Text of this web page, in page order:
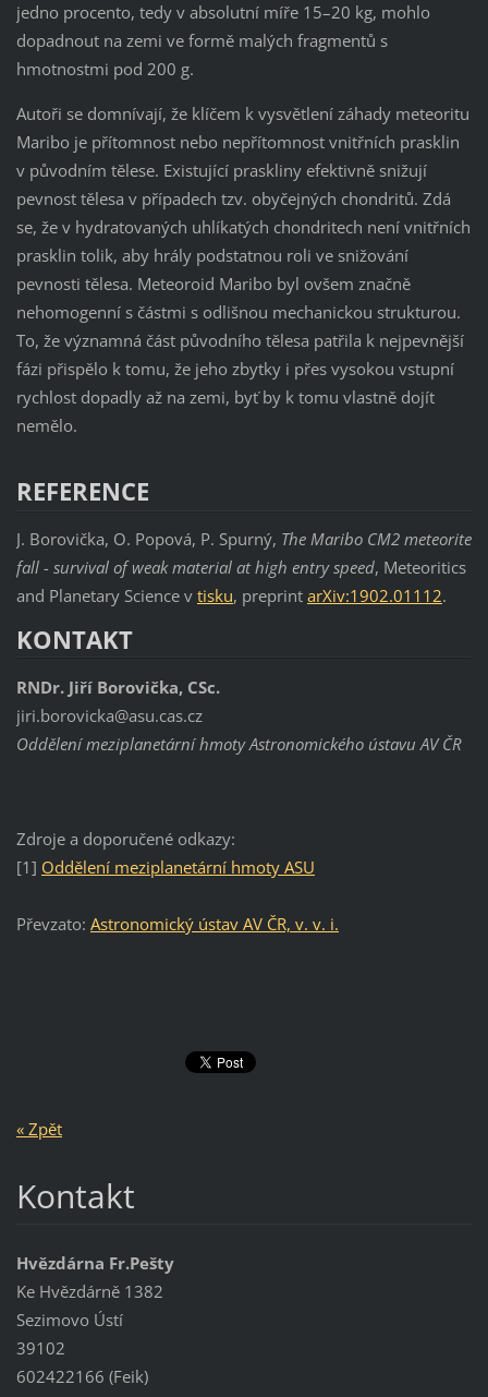
jedno procento, tedy v absolutní míře 15–20 kg, mohlo
dopadnout na zemi ve formě malých fragmentů s
hmotnostmi pod 200 g.
Autoři se domnívají, že klíčem k vysvětlení záhady meteoritu
Maribo je přítomnost nebo nepřítomnost vnitřních prasklin
v původním tělese. Existující praskliny efektivně snižují
pevnost tělesa v případech tzv. obyčejných chondritů. Zdá
se, že v hydratovaných uhlíkatých chondritech není vnitřních
prasklin tolik, aby hrály podstatnou roli ve snižování
pevnosti tělesa. Meteoroid Maribo byl ovšem značně
nehomogenní s částmi s odlišnou mechanickou strukturou.
To, že významná část původního tělesa patřila k nejpevnější
fázi přispělo k tomu, že jeho zbytky i přes vysokou vstupní
rychlost dopadly až na zemi, byť by k tomu vlastně dojít
nemělo.
REFERENCE
J. Borovička, O. Popová, P. Spurný, The Maribo CM2 meteorite
fall - survival of weak material at high entry speed, Meteoritics
and Planetary Science v tisku, preprint arXiv:1902.01112.
KONTAKT
RNDr. Jiří Borovička, CSc.
jiri.borovicka@asu.cas.cz
Oddělení meziplanetární hmoty Astronomického ústavu AV ČR
Zdroje a doporučené odkazy:
[1] Oddělení meziplanetární hmoty ASU
Převzato: Astronomický ústav AV ČR, v. v. i.
« Zpět
Kontakt
Hvězdárna Fr.Pešty
Ke Hvězdárně 1382
Sezimovo Ústí
39102
602422166 (Feik)